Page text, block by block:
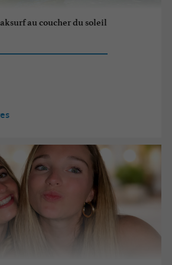
au coucher du soleil